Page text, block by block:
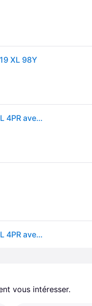
XL 98Y
Hankook Ventus S1 Evo Z K129 ( 265/35 ZR19 (98Y) XL 4PR avec protège-jante (MFS) SBL )
Hankook Ventus S1 Evo Z K129 ( 265/35 ZR19 (98Y) XL 4PR avec protège-jante (MFS) SBL )
vous intéresser.